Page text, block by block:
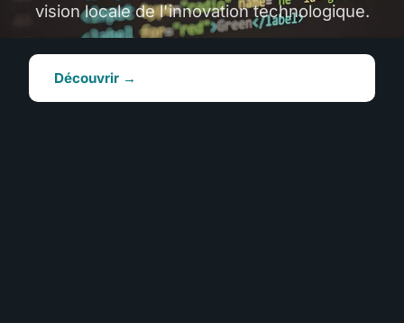
vision locale de l'innovation technologique.
Découvrir →